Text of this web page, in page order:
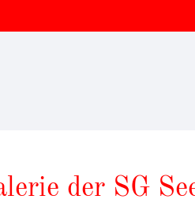
Suchbegriffe
der SG